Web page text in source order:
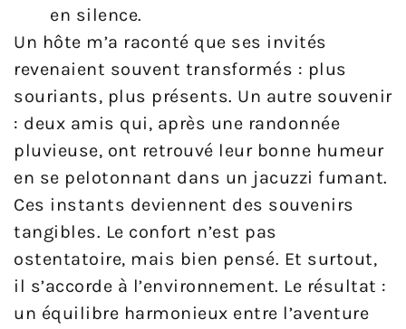
en silence.
Un hôte m’a raconté que ses invités
revenaient souvent transformés : plus
souriants, plus présents. Un autre souvenir
: deux amis qui, après une randonnée
pluvieuse, ont retrouvé leur bonne humeur
en se pelotonnant dans un jacuzzi fumant.
Ces instants deviennent des souvenirs
tangibles. Le confort n’est pas
ostentatoire, mais bien pensé. Et surtout,
il s’accorde à l’environnement. Le résultat :
un équilibre harmonieux entre l’aventure